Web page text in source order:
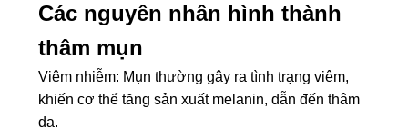
Các nguyên nhân hình thành
thâm mụn
Viêm nhiễm: Mụn thường gây ra tình trạng viêm,
khiến cơ thể tăng sản xuất melanin, dẫn đến thâm
da.